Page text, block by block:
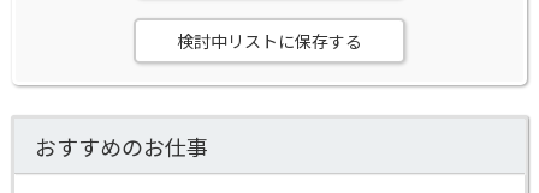
検討中リストに保存する
おすすめのお仕事